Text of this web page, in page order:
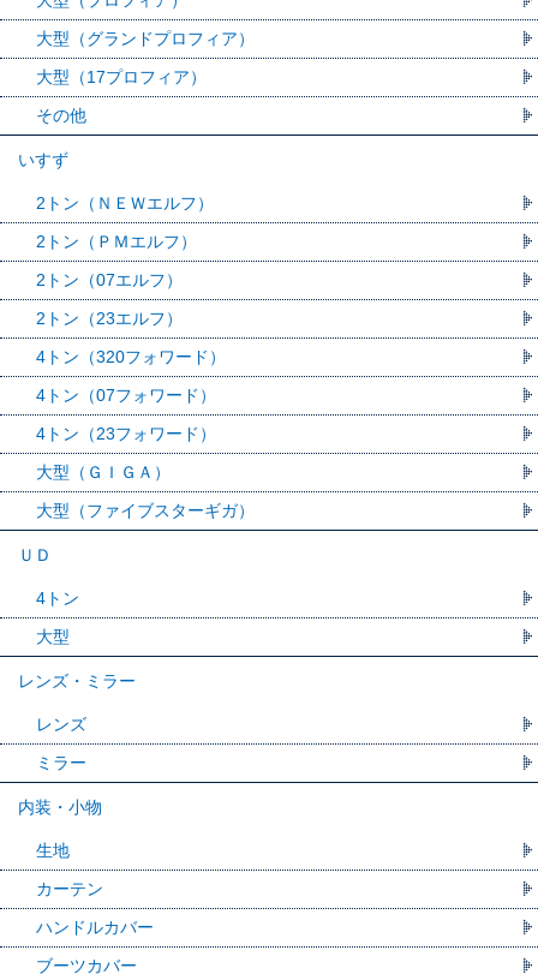
大型（グランドプロフィア）
大型（17プロフィア）
その他
いすず
2トン（ＮＥＷエルフ）
2トン（ＰＭエルフ）
2トン（07エルフ）
2トン（23エルフ）
4トン（320フォワード）
4トン（07フォワード）
4トン（23フォワード）
大型（ＧＩＧＡ）
大型（ファイブスターギガ）
ＵＤ
4トン
大型
レンズ・ミラー
レンズ
ミラー
内装・小物
生地
カーテン
ハンドルカバー
ブーツカバー